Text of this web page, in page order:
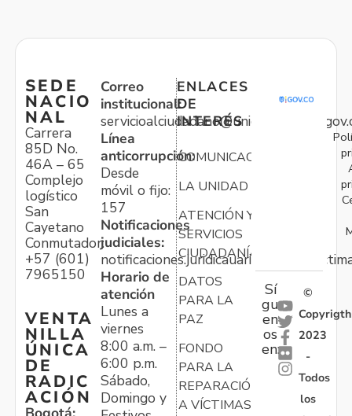
SEDE
NACIO
NAL
Carrera
85D No.
46A – 65
Complejo
logístico
San
Cayetano
Conmutador:
+57 (601)
7965150
VENTA
NILLA
ÚNICA
DE
RADIC
ACIÓN
Correo
institucional:
Línea
anticorrupción:
Desde
móvil o fijo:
157
Notificaciones
judiciales:
Horario de
atención
Lunes a
viernes
8:00 a.m. –
6:00 p.m.
Sábado,
Domingo y
ENLACES
DE
INTERÉS
COMUNICACIONES
LA UNIDAD
ATENCIÓN Y
SERVICIOS
CIUDADANÍA
DATOS
PARA LA
PAZ
FONDO
PARA LA
REPARACIÓN
A VÍCTIMAS
Sí
gu
en
os
en:
©
Copyrigth
2023
-
Todos
los